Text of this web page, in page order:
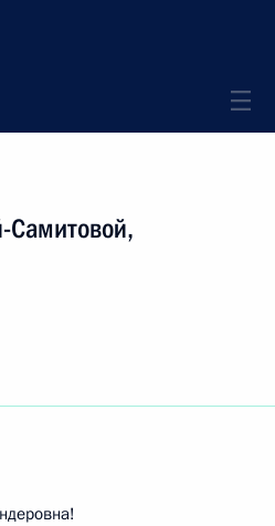
Самитовой,